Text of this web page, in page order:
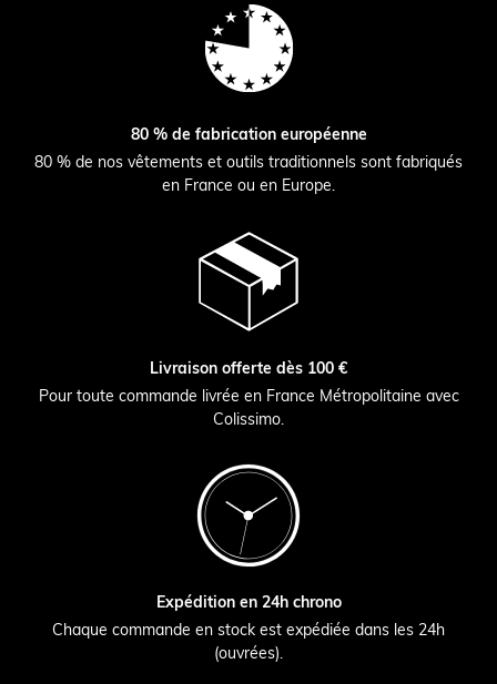
80 % de fabrication européenne
80 % de nos vêtements et outils traditionnels sont fabriqués
en France ou en Europe.
Livraison offerte dès 100 €
Pour toute commande livrée en France Métropolitaine avec
Colissimo.
Expédition en 24h chrono
Chaque commande en stock est expédiée dans les 24h
(ouvrées).